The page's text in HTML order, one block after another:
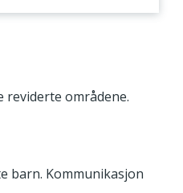
reviderte områdene.
barn. Kommunikasjon